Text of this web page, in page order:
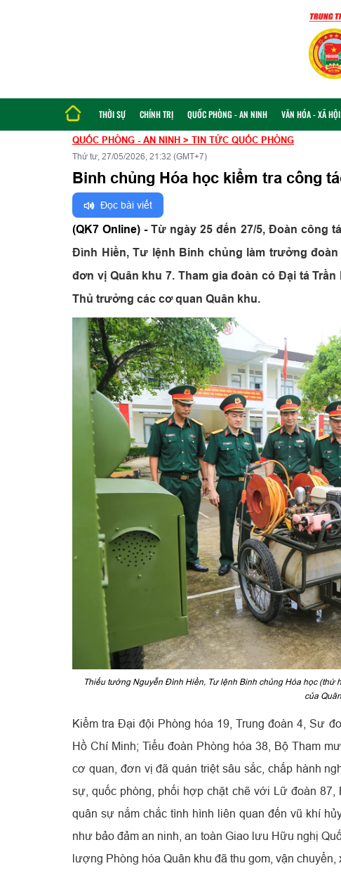
THỜI SỰ CHÍNH TRỊ QUỐC PHÒNG - AN NINH VĂN HÓA - XÃ
QUỐC PHÒNG - AN NINH > TIN TỨC QUỐC PHÒNG
Thứ tư, 27/05/2026, 21:32 (GMT+7)
Binh chủng Hóa học kiểm tra công
Đọc bài viết
(QK7 Online) - Từ ngày 25 đến 27/5, Đoàn công
Đình Hiền, Tư lệnh Binh chủng làm trưởng
đơn vị Quân khu 7. Tham gia đoàn có Đại tá
Thủ trưởng các cơ quan Quân khu.
Thiếu tướng Nguyễn Đình Hiền, Tư lệnh Binh chủng Hóa học (thứ
của
Kiểm tra Đại đội Phòng hóa 19, Trung đoàn 4, Sư
Hồ Chí Minh; Tiểu đoàn Phòng hóa 38, Bộ Tham
cơ quan, đơn vị đã quán triệt sâu sắc, chấp hành
sự, quốc phòng, phối hợp chặt chẽ với Lữ đoàn
quân sự nắm chắc tình hình liên quan đến vũ khí
như bảo đảm an ninh, an toàn Giao lưu Hữu nghị
lượng Phòng hóa Quân khu đã thu gom, vận